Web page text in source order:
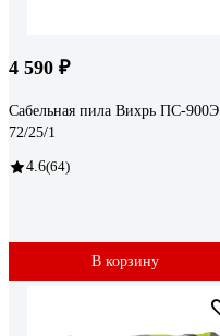
4 590 ₽
Сабельная пила Вихрь ПС-900Э
72/25/1
4.6(64)
В корзину